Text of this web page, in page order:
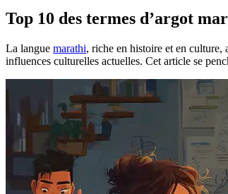
Top 10 des termes d’argot
La langue marathi, riche en histoire et en culture,
influences culturelles actuelles. Cet article se